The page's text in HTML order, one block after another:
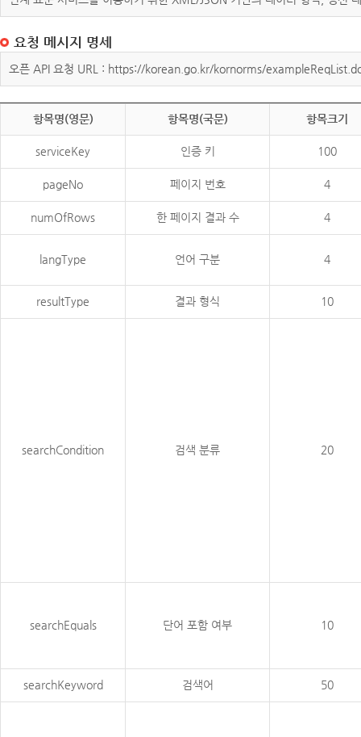
요청 메시지 명세
오픈 API 요청 URL : https://korean.go.kr/kornorms/
항목명(영문) 항목명(국문) 항목크기
serviceKey 인증 키 100
pageNo 페이지 번호 4
numOfRows 한 페이지 결과 수 4
langType 언어 구분 4
resultType 결과 형식 10
searchCondition 검색 분류 20
searchEquals 단어 포함 여부 10
searchKeyword 검색어 50